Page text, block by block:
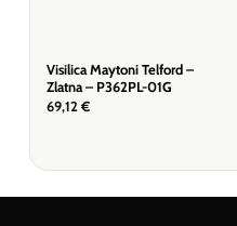
Visilica Maytoni Telford –
Zlatna – P362PL-01G
69,12 €